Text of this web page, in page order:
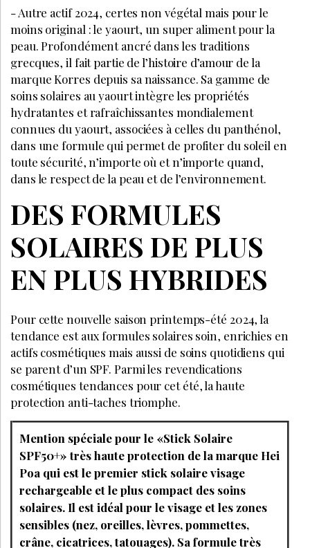
- Autre actif 2024, certes non végétal mais pour le
moins original : le yaourt, un super aliment pour la
peau. Profondément ancré dans les traditions
grecques, il fait partie de l’histoire d’amour de la
marque Korres depuis sa naissance. Sa gamme de
soins solaires au yaourt intègre les propriétés
hydratantes et rafraîchissantes mondialement
connues du yaourt, associées à celles du panthénol,
dans une formule qui permet de profiter du soleil en
toute sécurité, n’importe où et n’importe quand,
dans le respect de la peau et de l’environnement.
DES FORMULES
SOLAIRES DE PLUS
EN PLUS HYBRIDES
Pour cette nouvelle saison printemps-été 2024, la
tendance est aux formules solaires soin, enrichies en
actifs cosmétiques mais aussi de soins quotidiens qui
se parent d’un SPF. Parmi les revendications
cosmétiques tendances pour cet été, la haute
protection anti-taches triomphe.
Mention spéciale pour le «Stick Solaire
SPF50+» très haute protection de la marque Hei
Poa qui est le premier stick solaire visage
rechargeable et le plus compact des soins
solaires. Il est idéal pour le visage et les zones
sensibles (nez, oreilles, lèvres, pommettes,
crâne, cicatrices, tatouages). Sa formule très